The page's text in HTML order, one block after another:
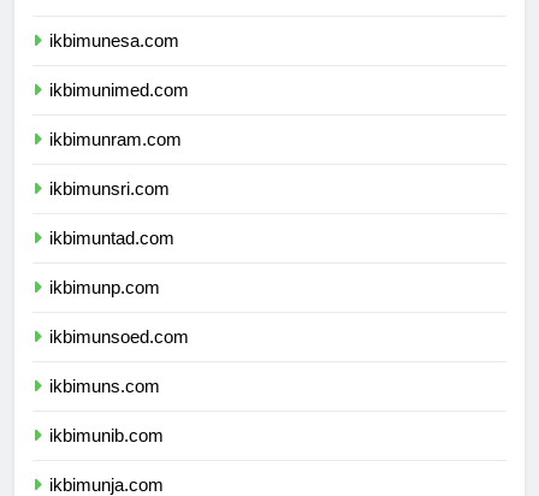
ikbimunesa.com
ikbimunimed.com
ikbimunram.com
ikbimunsri.com
ikbimuntad.com
ikbimunp.com
ikbimunsoed.com
ikbimuns.com
ikbimunib.com
ikbimunja.com